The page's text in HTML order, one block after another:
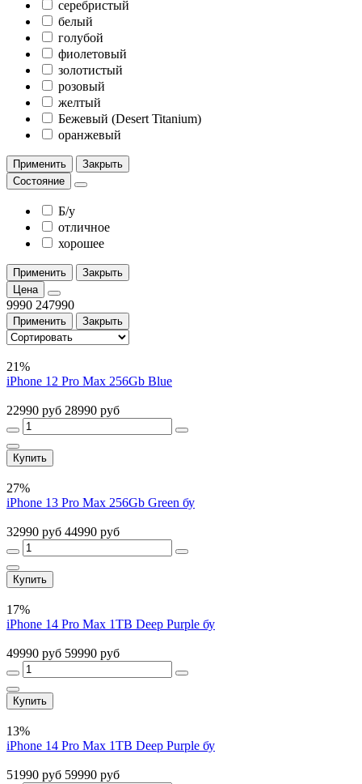
серебристый
белый
голубой
фиолетовый
золотистый
розовый
желтый
Бежевый (Desert Titanium)
оранжевый
Применить
Закрыть
Состояние
Б/у
отличное
хорошее
Применить
Закрыть
Цена
9990 247990
Применить Закрыть
21%
iPhone 12 Pro Max 256Gb Blue
22990 руб 28990 руб
Купить
27%
iPhone 13 Pro Max 256Gb Green бу
32990 руб 44990 руб
Купить
17%
iPhone 14 Pro Max 1TB Deep Purple бу
49990 руб 59990 руб
Купить
13%
iPhone 14 Pro Max 1TB Deep Purple бу
51990 руб 59990 руб